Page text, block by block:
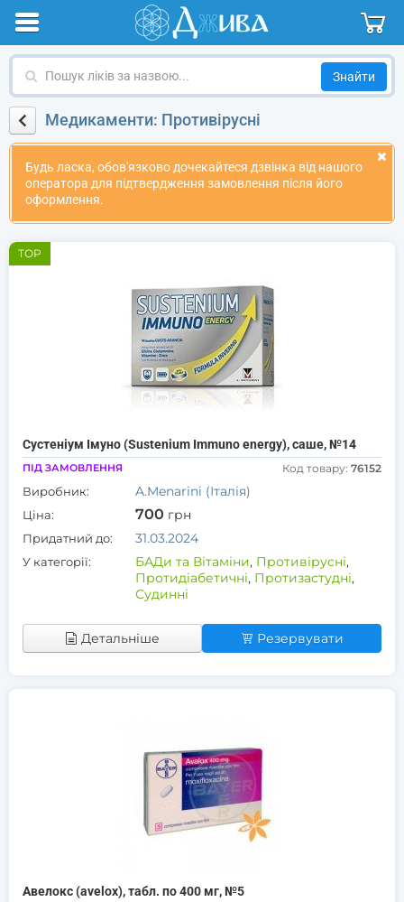
Пошук
за
назвоюМедикаменти: Противірусні
Будь ласка, обов'язково дочекайтеся дзвінка від нашого
оператора для підтвердження замовлення після його
оформлення.
TOP
Сустеніум Імуно (Sustenium Immuno energy), саше, №14
ПІД ЗАМОВЛЕННЯ Код товару: 76152
Виробник: A.Menarini (Італія)
Ціна: 700 грн
Придатний до: 31.03.2024
У категорії: БАДи та Вітаміни, Противірусні,
Протидіабетичні, Протизастудні,
Судинні
Детальніше Резервувати
Авелокс (avelox), табл. по 400 мг, №5